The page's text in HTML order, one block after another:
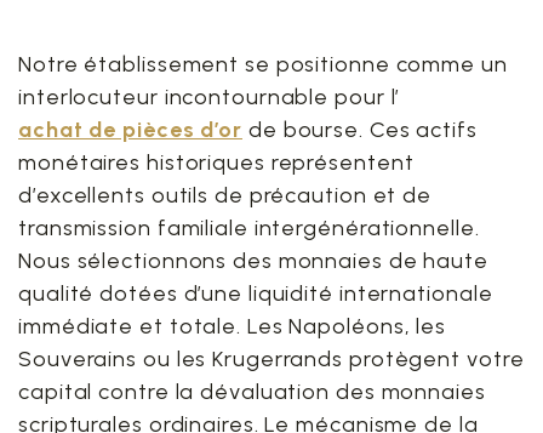
Notre établissement se positionne comme un
interlocuteur incontournable pour l’
achat de pièces d’or de bourse. Ces actifs
monétaires historiques représentent
d’excellents outils de précaution et de
transmission familiale intergénérationnelle.
Nous sélectionnons des monnaies de haute
qualité dotées d’une liquidité internationale
immédiate et totale. Les Napoléons, les
Souverains ou les Krugerrands protègent votre
capital contre la dévaluation des monnaies
scripturales ordinaires. Le mécanisme de la